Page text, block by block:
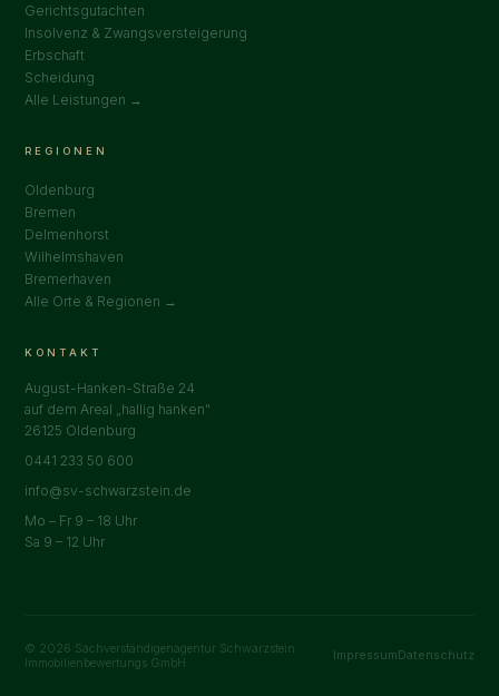
Gerichtsgutachten
Insolvenz & Zwangsversteigerung
Erbschaft
Scheidung
Alle Leistungen →
REGIONEN
Oldenburg
Bremen
Delmenhorst
Wilhelmshaven
Bremerhaven
Alle Orte & Regionen →
KONTAKT
August-Hanken-Straße 24
auf dem Areal „hallig hanken"
26125 Oldenburg
0441 233 50 600
info@sv-schwarzstein.de
Mo – Fr 9 – 18 Uhr
Sa 9 – 12 Uhr
© 2026 Sachverständigenagentur Schwarzstein
Immobilienbewertungs GmbH
Impressum Datenschutz